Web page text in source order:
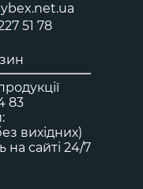
51 78
83
вихідних)
сайті 24/7